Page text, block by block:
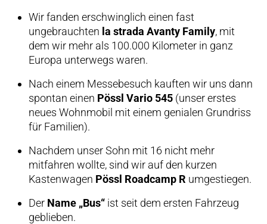
Wir fanden erschwinglich einen fast
ungebrauchten la strada Avanty Family, mit
dem wir mehr als 100.000 Kilometer in ganz
Europa unterwegs waren.
Nach einem Messebesuch kauften wir uns dann
spontan einen Pössl Vario 545 (unser erstes
neues Wohnmobil mit einem genialen Grundriss
für Familien).
Nachdem unser Sohn mit 16 nicht mehr
mitfahren wollte, sind wir auf den kurzen
Kastenwagen Pössl Roadcamp R umgestiegen.
Der Name „Bus“ ist seit dem ersten Fahrzeug
geblieben.